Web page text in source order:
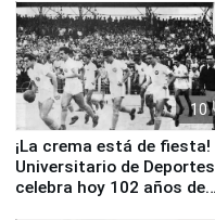
10
¡La crema está de fiesta!
Universitario de Deportes
celebra hoy 102 años de